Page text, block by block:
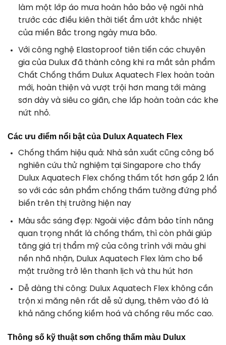
làm một lớp áo mưa hoàn hảo bảo vệ ngôi nhà
trước các điều kiên thời tiết ẩm ướt khắc nhiệt
của miền Bắc trong ngày mưa bão.
Với công nghệ Elastoproof tiên tiến các chuyên
gia của Dulux đã thành công khi ra mắt sản phẩm
Chất Chống thấm Dulux Aquatech Flex hoàn toàn
mới, hoàn thiện và vượt trội hơn mang tới màng
sơn dày và siêu co giãn, che lấp hoàn toàn các khe
nứt nhỏ.
Các ưu điểm nổi bật của Dulux Aquatech Flex
Chống thấm hiệu quả: Nhà sản xuất cũng công bố
nghiên cứu thử nghiệm tại Singapore cho thấy
Dulux Aquatech Flex chống thấm tốt hơn gấp 2 lần
so với các sản phẩm chống thấm tường đứng phổ
biến trên thị trường hiện nay
Màu sắc sáng đẹp: Ngoài việc đảm bảo tính năng
quan trọng nhất là chống thấm, thì còn phải giúp
tăng giá trị thẩm mỹ của công trình với màu ghi
nền nhã nhặn, Dulux Aquatech Flex làm cho bề
mặt trường trở lên thanh lịch và thu hút hơn
Dễ dàng thi công: Dulux Aquatech Flex không cần
trộn xi măng nên rất dễ sử dụng, thêm vào đó là
khả năng chống kiềm hoá và chống rêu mốc cao.
Thông số kỹ thuật sơn chống thấm màu Dulux